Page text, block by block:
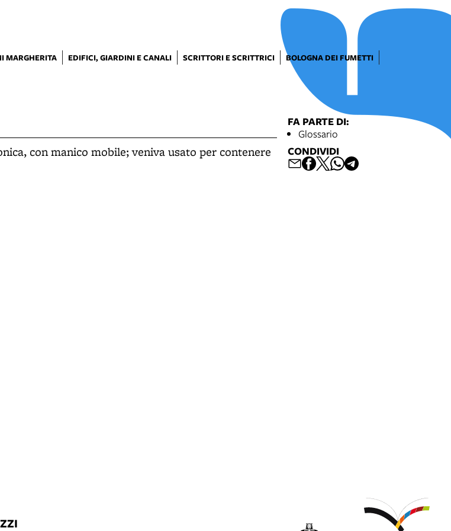
MARGHERITA EDIFICI, GIARDINI E CANALI SCRITTORI E SCRITTRICI
BOLOGNA DEI FUMETTI
con manico mobile; veniva usato per contenere
FA PARTE DI:
Glossario
CONDIVIDI